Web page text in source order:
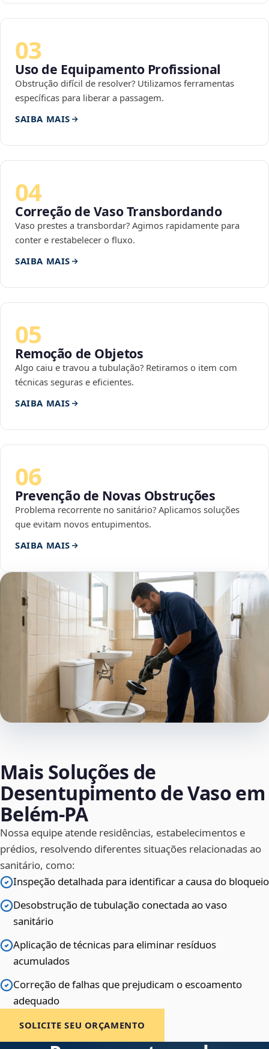
03
Uso de Equipamento Profissional
Obstrução difícil de resolver? Utilizamos ferramentas
específicas para liberar a passagem.
SAIBA MAIS
04
Correção de Vaso Transbordando
Vaso prestes a transbordar? Agimos rapidamente para
conter e restabelecer o fluxo.
SAIBA MAIS
05
Remoção de Objetos
Algo caiu e travou a tubulação? Retiramos o item com
técnicas seguras e eficientes.
SAIBA MAIS
06
Prevenção de Novas Obstruções
Problema recorrente no sanitário? Aplicamos soluções
que evitam novos entupimentos.
SAIBA MAIS
Mais Soluções de
Desentupimento de Vaso em
Belém‑PA
Nossa equipe atende residências, estabelecimentos e
prédios, resolvendo diferentes situações relacionadas ao
sanitário, como:
Inspeção detalhada para identificar a causa do bloqueio
Desobstrução de tubulação conectada ao vaso
sanitário
Aplicação de técnicas para eliminar resíduos
acumulados
Correção de falhas que prejudicam o escoamento
adequado
SOLICITE SEU ORÇAMENTO